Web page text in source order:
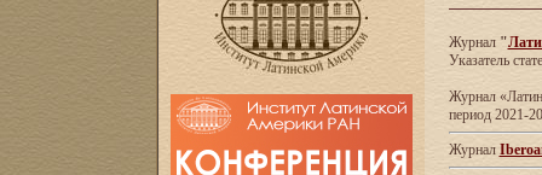
Журнал"
Указатель
Журнал
период 2021-
Журнал